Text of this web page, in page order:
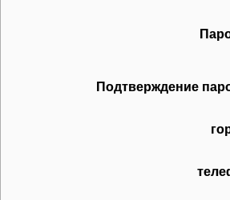
Подтверждение